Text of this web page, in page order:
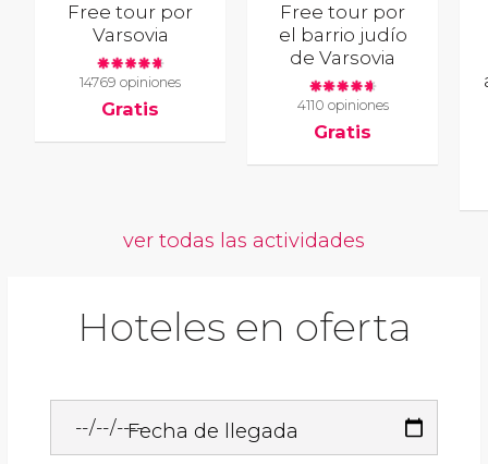
Free tour por
Varsovia
14769 opiniones
Gratis
Free tour por
el barrio judío
de Varsovia
4110 opiniones
Gratis
ver todas las actividades
Hoteles en oferta
Fecha de llegada